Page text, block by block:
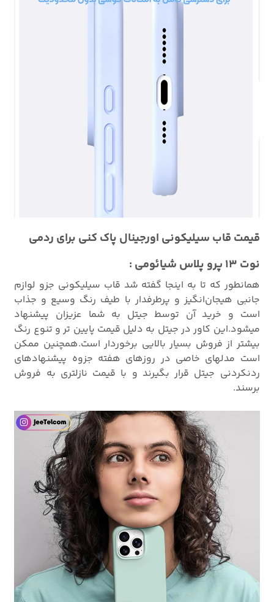
قیمت قاب سیلیکونی اورجینال پاک کنی برای ردمی
نوت 13 پرو پلاس شیائومی :
همانطور که تا به اینجا گفته شد قاب سیلیکونی جزو لوازم
جانبی هیجان‌انگیز و پرطرفدار با طیف رنگ وسیع و جذاب
است و خرید آن توسط جیتل به شما عزیزان پیشنهاد
میشود.این کاور در جیتل به دلیل قیمت پایین تر و تنوع رنگ
بیشتر از فروش بسیار بالایی برخوردار است.همچنین ممکن
است مدلهای خاصی در روزهای هفته جزوه پیشنهادهای
ردنکردنی جیتل قرار بگیرند و با قیمت نازلتری به فروش
برسند.